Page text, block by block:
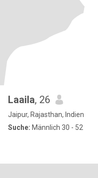
Laaila, 26
Jaipur, Rajasthan, Indien
Suche: Männlich 30 - 52